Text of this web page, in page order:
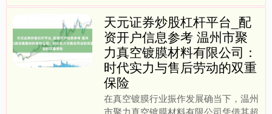
天元证券炒股杠杆平台_配
资开户信息参考 温州市聚
力真空镀膜材料有限公司：
时代实力与售后劳动的双重
保险
在真空镀膜行业振作发展确当下，温州